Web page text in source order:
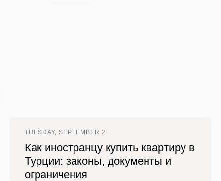
TUESDAY, SEPTEMBER 2
Как иностранцу купить квартиру в
Турции: законы, документы и
ограничения